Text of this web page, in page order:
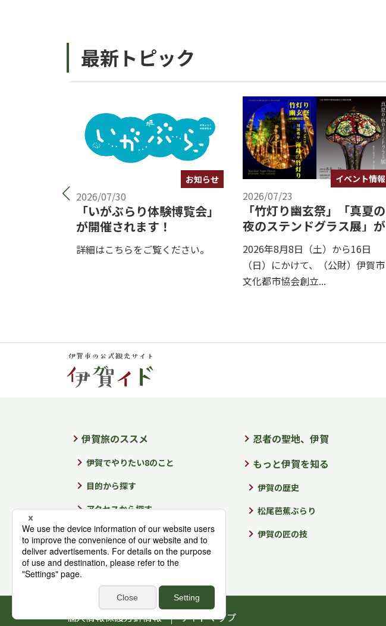
最新トピック
2026/07/30
「いがぶらり体験博覧会」
が開催されます！
詳細はこちらをご覧ください。
お知らせ
2026/07/23
「竹灯り幽玄祭」「真夏の
夜のステンドグラス展」が
開催されます！
2026年8月8日（土）から16日
（日）にかけて、（公財）伊賀市
文化都市協会創立...
イベント情報
伊賀旅のススメ
伊賀でやりたい8のこと
目的から探す
アクセスから探す
季節から探す
イベントから探す
忍者の聖地、伊賀
もっと伊賀を知る
伊賀の歴史
松尾芭蕉ぶらり
伊賀の匠の技
個人情報保護方針情報 サイトマップ